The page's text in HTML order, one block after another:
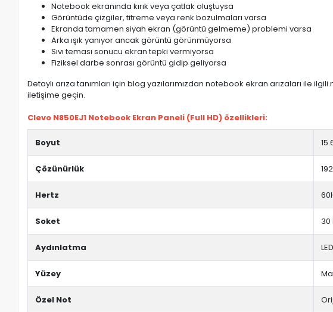
Notebook ekranında kırık veya çatlak oluştuysa
Görüntüde çizgiler, titreme veya renk bozulmaları varsa
Ekranda tamamen siyah ekran (görüntü gelmeme) problemi varsa
Arka ışık yanıyor ancak görüntü görünmüyorsa
Sıvı teması sonucu ekran tepki vermiyorsa
Fiziksel darbe sonrası görüntü gidip geliyorsa
Detaylı arıza tanımları için blog yazılarımızdan notebook ekran arızaları ile
iletişime geçin.
Clevo N850EJ1 Notebook Ekran Paneli (Full HD) özellikleri:
Boyut
Çözünürlük
Hertz
Soket 30
Aydınlatma LED
Yüzey
Özel Not